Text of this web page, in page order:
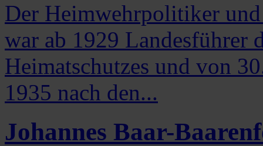
Der Heimwehrpolitiker
war ab 1929 Landesführer
Heimatschutzes und von
1935 nach den...
Johannes Baar-